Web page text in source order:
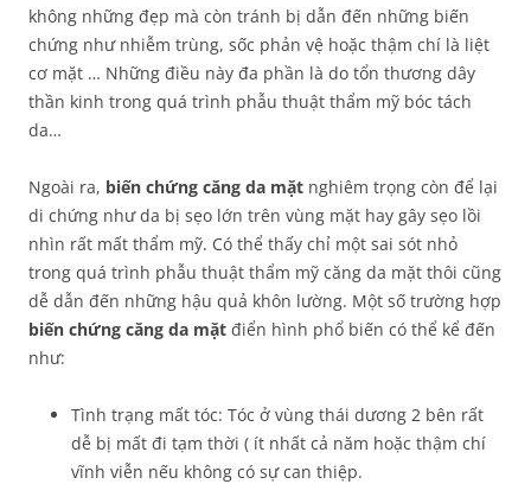
không những đẹp mà còn tránh bị dẫn đến những biến
chứng như nhiễm trùng, sốc phản vệ hoặc thậm chí là liệt
cơ mặt … Những điều này đa phần là do tổn thương dây
thần kinh trong quá trình phẫu thuật thẩm mỹ bóc tách
da…
Ngoài ra, biến chứng căng da mặt nghiêm trọng còn để lại
di chứng như da bị sẹo lớn trên vùng mặt hay gây sẹo lồi
nhìn rất mất thẩm mỹ. Có thể thấy chỉ một sai sót nhỏ
trong quá trình phẫu thuật thẩm mỹ căng da mặt thôi cũng
dễ dẫn đến những hậu quả khôn lường. Một số trường hợp
biến chứng căng da mặt điển hình phổ biến có thể kể đến
như:
Tình trạng mất tóc: Tóc ở vùng thái dương 2 bên rất
dễ bị mất đi tạm thời ( ít nhất cả năm hoặc thậm chí
vĩnh viễn nếu không có sự can thiệp.